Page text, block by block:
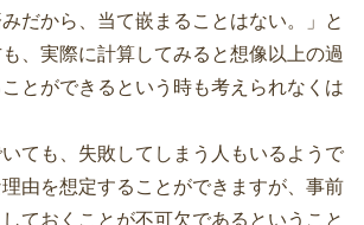
みだから、当て嵌まることはない。」と
、実際に計算してみると想像以上の過
とができるという時も考えられなくは
ても、失敗してしまう人もいるようで
由を想定することができますが、事前
ておくことが不可欠であるということ